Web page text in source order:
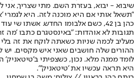
שיבוא - יבוא, בעזרת השם. מתי שצריך, אני
"תשאל אותי אם היא מוכנה לזה. היא לגמרי
תגובות לא אוהדות: "באינסטגרם כתבו 'מה
ההורים שלה חושבים שאני איש מקסים. יש
לומד ממנה מלא. נכון, כשצפיתי ב'טיטאניק'
היא תראה עכשיו את 'טיטאניק'".